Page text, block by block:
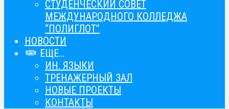
СТУДЕНЧЕСКИЙ СОВЕТ
МЕЖДУНАРОДНОГО КОЛЛЕДЖА
“ПОЛИГЛОТ”
НОВОСТИ
ЕЩЕ…
ИН. ЯЗЫКИ
ТРЕНАЖЕРНЫЙ ЗАЛ
НОВЫЕ ПРОЕКТЫ
КОНТАКТЫ